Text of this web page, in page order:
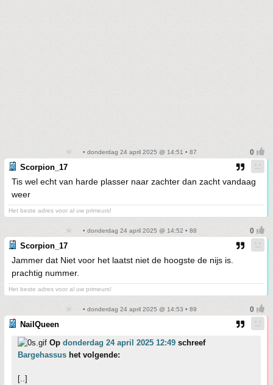
• donderdag 24 april 2025 @ 14:51 • 87
Scorpion_17
Tis wel echt van harde plasser naar zachter dan zacht vandaag
weer
Het beste adres voor al uw primeurs!
• donderdag 24 april 2025 @ 14:52 • 88
Scorpion_17
Jammer dat Niet voor het laatst niet de hoogste de nijs is.
prachtig nummer.
Het beste adres voor al uw primeurs!
• donderdag 24 april 2025 @ 14:53 • 89
NailQueen
Op donderdag 24 april 2025 12:49 schreef
Bargehassus het volgende:
[..]